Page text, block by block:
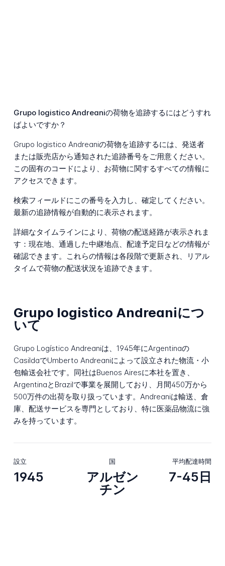
Grupo logistico Andreaniの荷物を追跡するにはどうすれ
ばよいですか？
Grupo logistico Andreaniの荷物を追跡するには、発送者
または販売店から通知された追跡番号をご用意ください。
この固有のコードにより、お荷物に関するすべての情報に
アクセスできます。
検索フィールドにこの番号を入力し、確定してください。
最新の追跡情報が自動的に表示されます。
詳細なタイムラインにより、荷物の配送経路が表示されま
す：現在地、通過した中継地点、配達予定日などの情報が
確認できます。これらの情報は各段階で更新され、リアル
タイムで荷物の配送状況を追跡できます。
Grupo logistico Andreaniにつ
いて
Grupo Logístico Andreaniは、1945年にArgentinaの
CasildaでUmberto Andreaniによって設立された物流・小
包輸送会社です。同社はBuenos Airesに本社を置き、
ArgentinaとBrazilで事業を展開しており、月間450万から
500万件の出荷を取り扱っています。Andreaniは輸送、倉
庫、配送サービスを専門としており、特に医薬品物流に強
みを持っています。
設立
1945
国
アルゼン
チン
平均配達時間
7-45日